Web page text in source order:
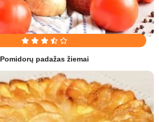
Pomidorų padažas žiemai